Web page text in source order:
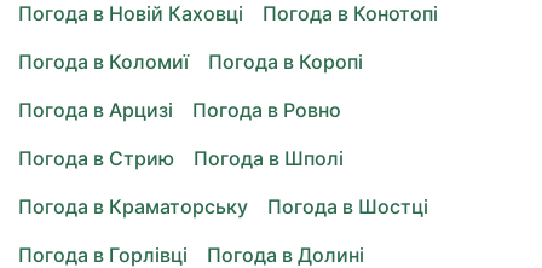
Погода в Новій Каховці
Погода в Конотопі
Погода в Коломиї
Погода в Коропі
Погода в Арцизі
Погода в Ровно
Погода в Стрию
Погода в Шполі
Погода в Краматорську
Погода в Шостці
Погода в Горлівці
Погода в Долині